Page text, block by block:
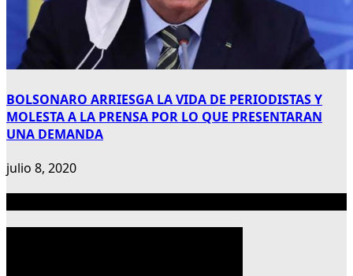
BOLSONARO ARRIESGA LA VIDA DE PERIODISTAS Y
MOLESTA A LA PRENSA POR LO QUE PRESENTARAN
UNA DEMANDA
julio 8, 2020